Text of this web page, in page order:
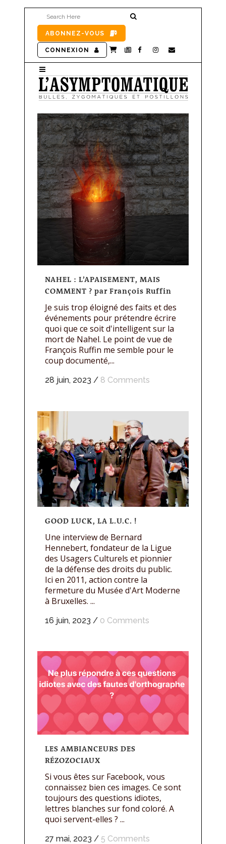
ABONNEZ-VOUS
CONNEXION
NAHEL : L’APAISEMENT, MAIS
COMMENT ? par François Ruffin
Je suis trop éloigné des faits et des
événements pour prétendre écrire
quoi que ce soit d'intelligent sur la
mort de Nahel. Le point de vue de
François Ruffin me semble pour le
coup documenté,...
28 juin, 2023 / 8 Comments
GOOD LUCK, LA L.U.C. !
Une interview de Bernard
Hennebert, fondateur de la Ligue
des Usagers Culturels et pionnier
de la défense des droits du public.
Ici en 2011, action contre la
fermeture du Musée d'Art Moderne
à Bruxelles. ...
16 juin, 2023 / 0 Comments
LES AMBIANCEURS DES
RÉZOZOCIAUX
Si vous êtes sur Facebook, vous
connaissez bien ces images. Ce sont
toujours des questions idiotes,
lettres blanches sur fond coloré. A
quoi servent-elles ? ...
27 mai, 2023 / 5 Comments